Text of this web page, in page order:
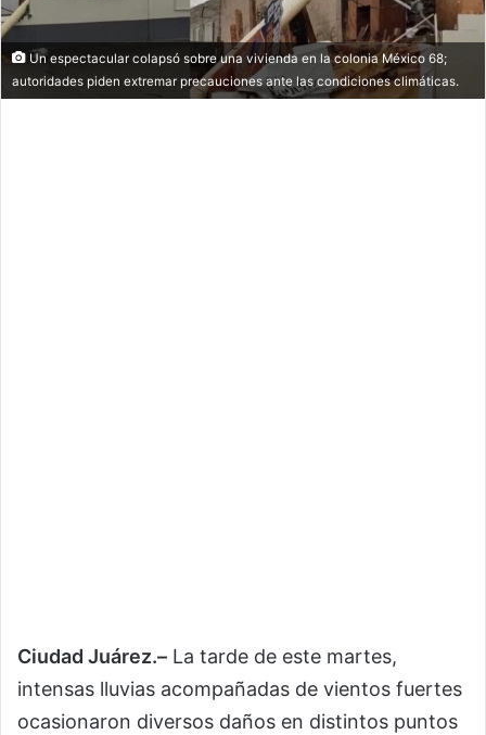
Un espectacular colapsó sobre una vivienda en la colonia México 68;
autoridades piden extremar precauciones ante las condiciones climáticas.
Ciudad Juárez.– La tarde de este martes,
intensas lluvias acompañadas de vientos fuertes
ocasionaron diversos daños en distintos puntos